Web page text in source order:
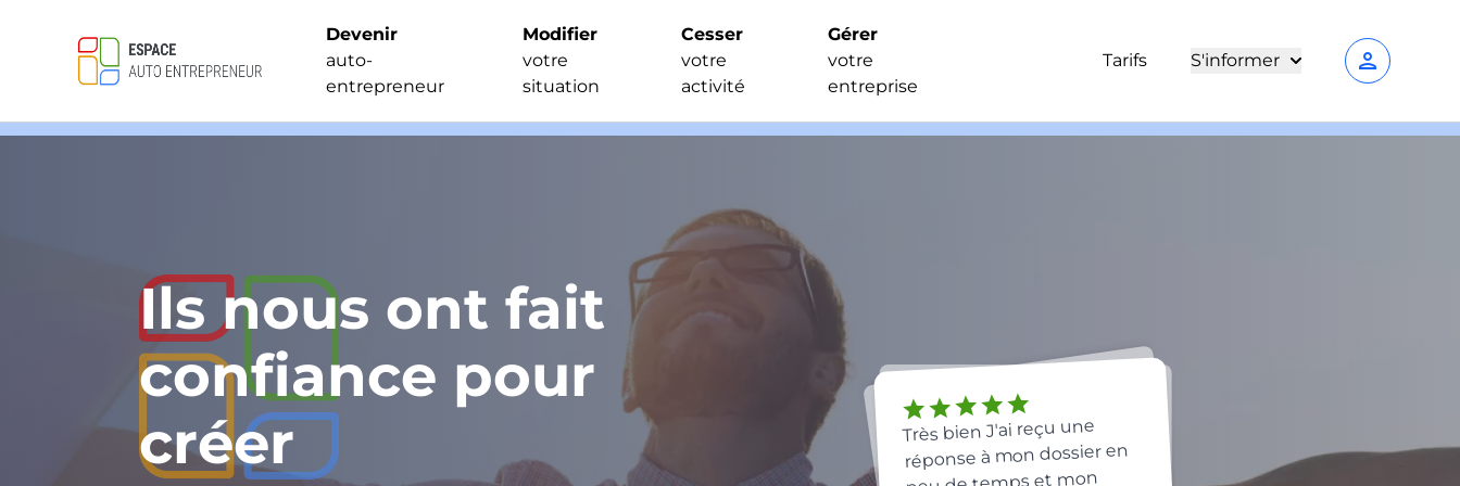
Devenir
auto-
entrepreneur
Modifier
votre
situation
Cesser
votre
activité
Gérer
votre
entreprise
Tarifs S'informer person
Ils nous ont fait
confiance pour
créer
starstarstarstarstar
Très bien J'ai reçu une
réponse à mon dossier en